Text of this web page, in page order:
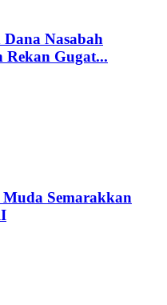
Dana Nasabah
Gugat...
Muda Semarakkan